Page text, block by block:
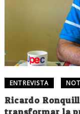
ENTREVISTA
Ricardo
transformar la